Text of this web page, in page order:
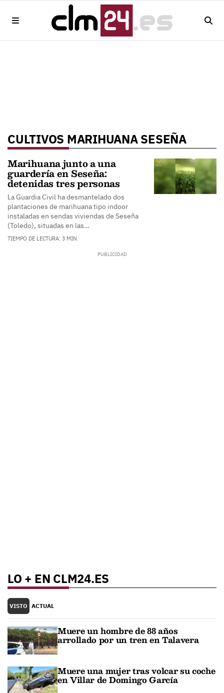
CULTIVOS MARIHUANA SESEÑA
Marihuana junto a una
guardería en Seseña:
detenidas tres personas
La Guardia Civil ha desmantelado dos
plantaciones de marihuana tipo indoor
instaladas en sendas viviendas de Seseña
(Toledo), situadas en las…
TIEMPO DE LECTURA: 3 MIN.
LO + EN CLM24.ES
VISTO ACTUAL
Muere un hombre de 88 años
arrollado por un tren en Talavera
Muere una mujer tras volcar su coche
en Villar de Domingo García